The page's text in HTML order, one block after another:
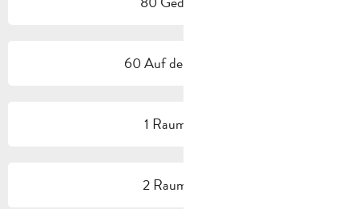
60 Auf der Terrasse
1 Raum/Saal
2 Raum/Saal